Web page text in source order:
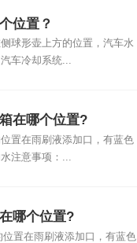
位置？
球形壶上方的位置，汽车水
车冷却系统...
在哪个位置?
置在雨刷液添加口，有蓝色
注意事项：...
哪个位置?
置在雨刷液添加口，有蓝色